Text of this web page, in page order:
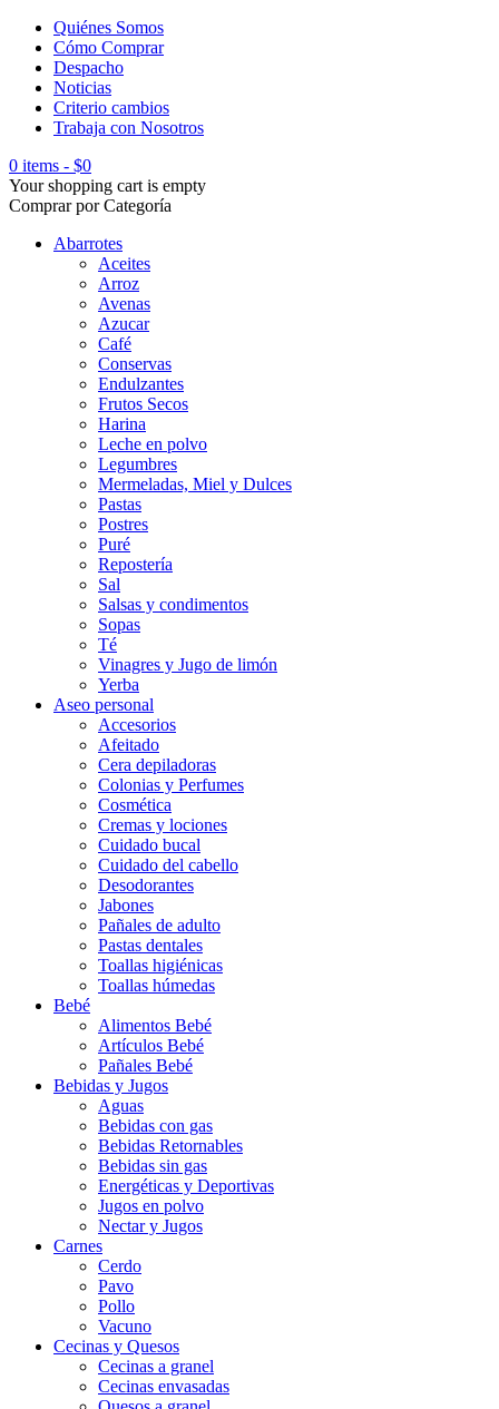
Quiénes Somos
Cómo Comprar
Despacho
Noticias
Criterio cambios
Trabaja con Nosotros
0 items - $0
Your shopping cart is empty
Comprar por Categoría
Abarrotes
Aceites
Arroz
Avenas
Azucar
Café
Conservas
Endulzantes
Frutos Secos
Harina
Leche en polvo
Legumbres
Mermeladas, Miel y Dulces
Pastas
Postres
Puré
Repostería
Sal
Salsas y condimentos
Sopas
Té
Vinagres y Jugo de limón
Yerba
Aseo personal
Accesorios
Afeitado
Cera depiladoras
Colonias y Perfumes
Cosmética
Cremas y lociones
Cuidado bucal
Cuidado del cabello
Desodorantes
Jabones
Pañales de adulto
Pastas dentales
Toallas higiénicas
Toallas húmedas
Bebé
Alimentos Bebé
Artículos Bebé
Pañales Bebé
Bebidas y Jugos
Aguas
Bebidas con gas
Bebidas Retornables
Bebidas sin gas
Energéticas y Deportivas
Jugos en polvo
Nectar y Jugos
Carnes
Cerdo
Pavo
Pollo
Vacuno
Cecinas y Quesos
Cecinas a granel
Cecinas envasadas